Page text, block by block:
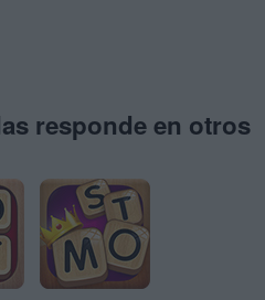
responde en otros